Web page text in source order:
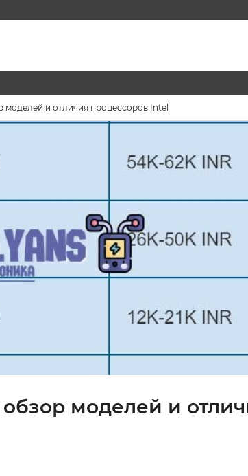
моделей и отличия процессоров Intel
моделей и